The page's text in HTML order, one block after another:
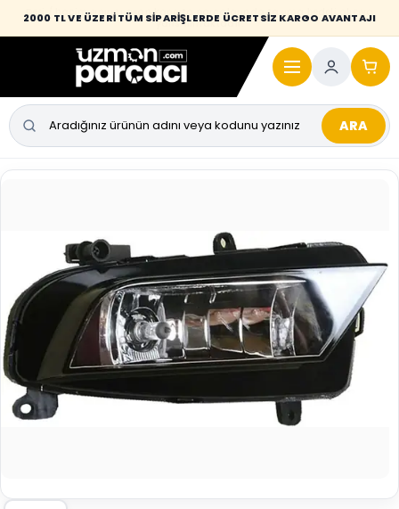
2000 TL VE ÜZERİ TÜM SİPARİŞLERDE ÜCRETSİZ KARGO AVANTAJI
Desi / hacim sınırını aşan kaporta parçalarında taşıma bedeli alıcıya
yansıtılmaktadır.
ARA